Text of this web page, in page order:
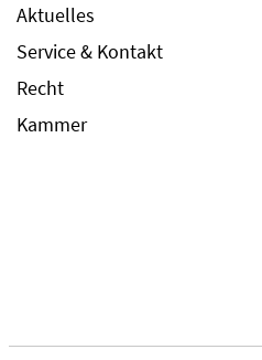
Aktuelles
Service & Kontakt
Recht
Kammer